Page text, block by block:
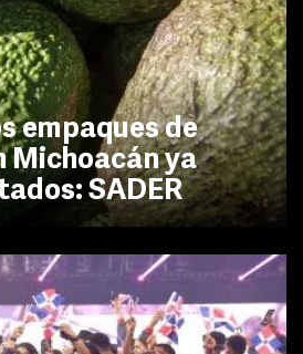
empaques de
Michoacán ya
SADER